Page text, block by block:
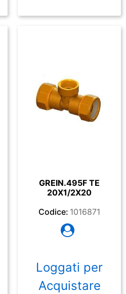
GREIN.495F TE
20X1/2X20
Codice: 1016871
Loggati per
Acquistare